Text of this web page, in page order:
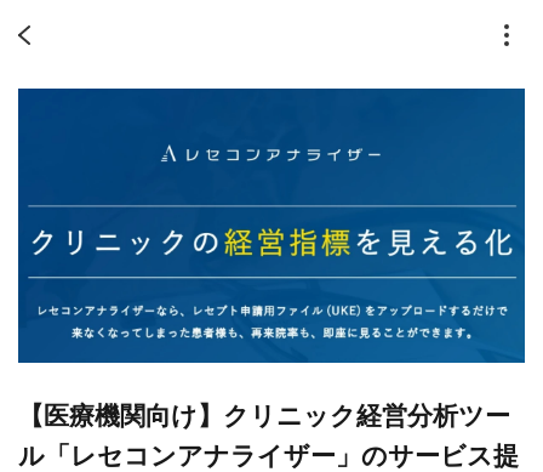
【医療機関向け】クリニック経営分析ツー
ル「レセコンアナライザー」のサービス提